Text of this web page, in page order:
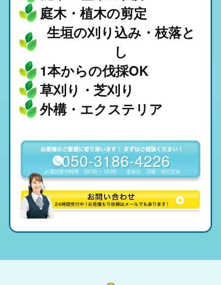
1本からの伐採OK
庭木・植木の剪定
草刈り・芝刈り
生垣の刈り込み・枝落と
し
外構・エクステリア
050-3186-4226
お電話受付時間08:00 ~ 18:00 定休日 日曜・祝日定休